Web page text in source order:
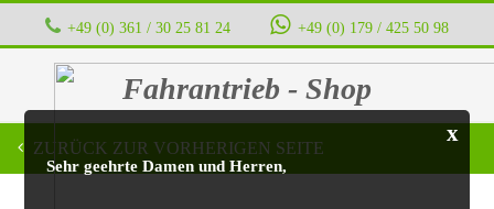
+49 (0) 361 / 30 25 81 24 ‭ ‭ ‭ ‭ +49 (0) 179 / 425 50 98
Fahrantrieb - Shop
x
Sehr geehrte Damen und Herren,
ZURÜCK ZUR VORHERIGEN SEITE